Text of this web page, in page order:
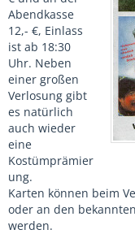
Abendkasse
12,- €, Einlass
ist ab 18:30
Uhr. Neben
einer großen
Verlosung gibt
es natürlich
auch wieder
eine
Kostümprämier
ung.
Karten können beim
oder an den
werden.